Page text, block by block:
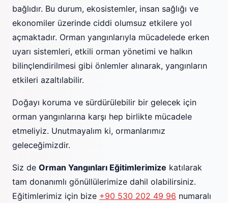
bağlıdır. Bu durum, ekosistemler, insan sağlığı ve
ekonomiler üzerinde ciddi olumsuz etkilere yol
açmaktadır. Orman yangınlarıyla mücadelede erken
uyarı sistemleri, etkili orman yönetimi ve halkın
bilinçlendirilmesi gibi önlemler alınarak, yangınların
etkileri azaltılabilir.
Doğayı koruma ve sürdürülebilir bir gelecek için
orman yangınlarına karşı hep birlikte mücadele
etmeliyiz. Unutmayalım ki, ormanlarımız
geleceğimizdir.
Siz de Orman Yangınları Eğitimlerimize katılarak
tam donanımlı gönüllülerimize dahil olabilirsiniz.
Eğitimlerimiz için bize +90 530 202 49 96 numaralı